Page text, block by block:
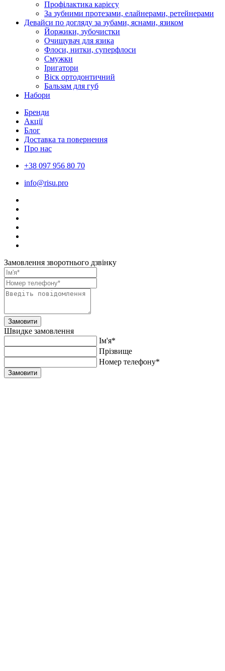
Профілактика карієсу
За зубними протезами, елайнерами, ретейнерами
Девайси по догляду за зубами, яснами, язиком
Йоржики, зубочистки
Очищувач для язика
Флоси, нитки, суперфлоси
Смужки
Іригатори
Віск ортодонтичний
Бальзам для губ
Набори
Бренди
Акції
Блог
Доставка та повернення
Про нас
+38 097 956 80 70
info@risu.pro
Замовлення зворотнього дзвінку
Замовити
Швидке замовлення
Ім'я*
Прiзвище
Номер телефону*